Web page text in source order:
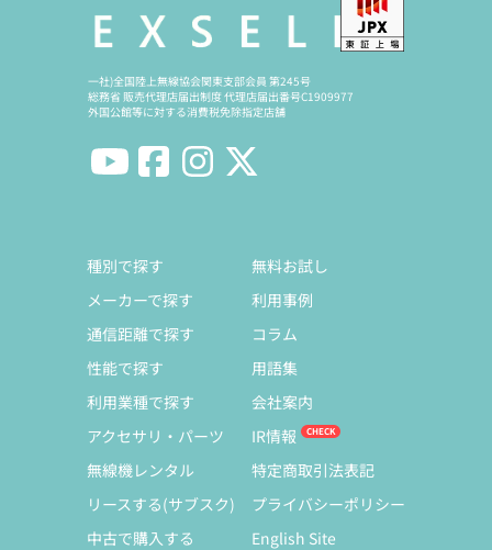
一社)全国陸上無線協会関東支部会員 第245号
総務省 販売代理店届出制度 代理店届出番号C1909977
外国公館等に対する消費税免除指定店舗
種別で探す
メーカーで探す
通信距離で探す
性能で探す
利用業種で探す
アクセサリ・パーツ
無線機レンタル
リースする(サブスク)
中古で購入する
無料お試し
利用事例
コラム
用語集
会社案内
IR情報
特定商取引法表記
プライバシーポリシー
English Site